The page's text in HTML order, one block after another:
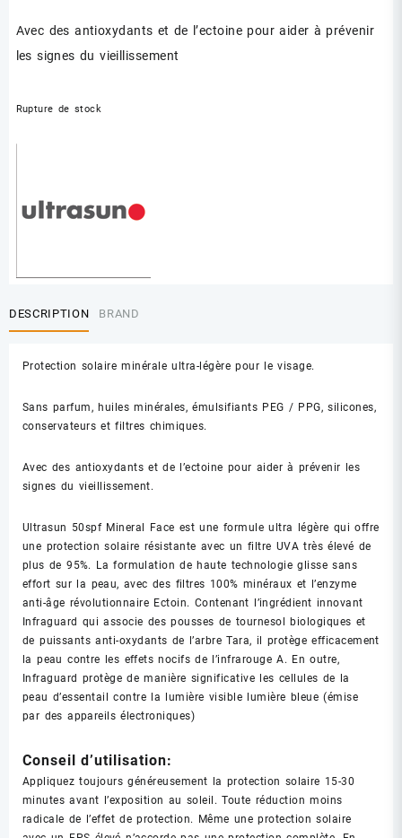
Avec des antioxydants et de l’ectoine pour aider à prévenir
les signes du vieillissement
Rupture de stock
DESCRIPTION BRAND
Protection solaire minérale ultra-légère pour le visage.
Sans parfum, huiles minérales, émulsifiants PEG / PPG, silicones,
conservateurs et filtres chimiques.
Avec des antioxydants et de l’ectoine pour aider à prévenir les
signes du vieillissement.
Ultrasun 50spf Mineral Face est une formule ultra légère qui offre
une protection solaire résistante avec un filtre UVA très élevé de
plus de 95%. La formulation de haute technologie glisse sans
effort sur la peau, avec des filtres 100% minéraux et l’enzyme
anti-âge révolutionnaire Ectoin. Contenant l’ingrédient innovant
Infraguard qui associe des pousses de tournesol biologiques et
de puissants anti-oxydants de l’arbre Tara, il protège efficacement
la peau contre les effets nocifs de l’infrarouge A. En outre,
Infraguard protège de manière significative les cellules de la
peau d’essentail contre la lumière visible lumière bleue (émise
par des appareils électroniques)
Conseil d’utilisation:
Appliquez toujours généreusement la protection solaire 15-30
minutes avant l’exposition au soleil. Toute réduction moins
radicale de l’effet de protection. Même une protection solaire